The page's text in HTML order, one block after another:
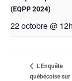
(EQPP 2024)
22 octobre @
L’Enquête
québécoise sur